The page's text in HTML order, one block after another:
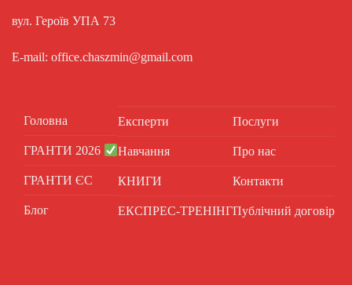
вул. Героїв УПА 73
E-mail: office.chaszmin@gmail.com
Головна
ГРАНТИ 2026
ГРАНТИ ЄС
Блог
Експерти
Навчання
КНИГИ
ЕКСПРЕС-ТРЕНІНГ
Послуги
Про нас
Контакти
Публічний договір